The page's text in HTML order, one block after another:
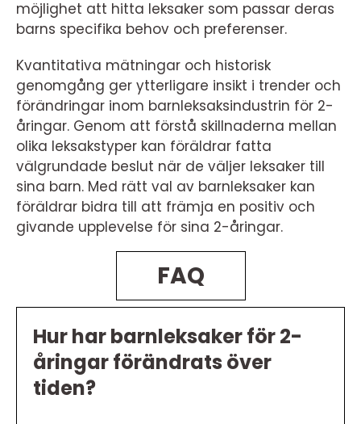
möjlighet att hitta leksaker som passar deras
barns specifika behov och preferenser.
Kvantitativa mätningar och historisk
genomgång ger ytterligare insikt i trender och
förändringar inom barnleksaksindustrin för 2-
åringar. Genom att förstå skillnaderna mellan
olika leksakstyper kan föräldrar fatta
välgrundade beslut när de väljer leksaker till
sina barn. Med rätt val av barnleksaker kan
föräldrar bidra till att främja en positiv och
givande upplevelse för sina 2-åringar.
FAQ
Hur har barnleksaker för 2-
åringar förändrats över
tiden?